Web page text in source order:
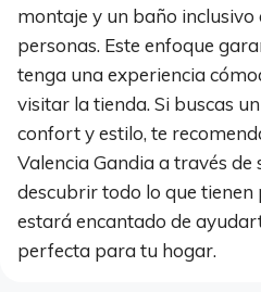
montaje y un baño inclusivo
personas. Este enfoque
tenga una experiencia
visitar la tienda. Si buscas
confort y estilo, te
Valencia Gandia a través
descubrir todo lo que tienen
estará encantado de
perfecta para tu hogar.